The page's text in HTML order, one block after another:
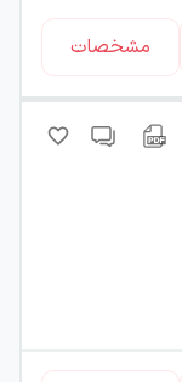
مشخصات